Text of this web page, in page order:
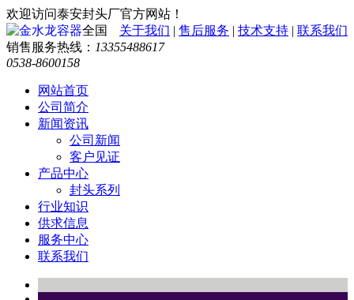
欢迎访问泰安封头厂官方网站！
关于我们 | 售后服务 | 技术支持 | 联系我们
全国
销售服务热线： 13355488617
0538-8600158
网站首页
公司简介
新闻资讯
公司新闻
客户见证
产品中心
封头系列
行业知识
供求信息
服务中心
联系我们